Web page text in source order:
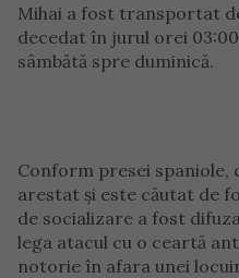
Mihai a fost transportat
decedat în jurul orei
sâmbătă spre duminică.
Conform presei spaniole,
arestat și este căutat de
de socializare a fost
lega atacul cu o ceartă
notorie în afara unei